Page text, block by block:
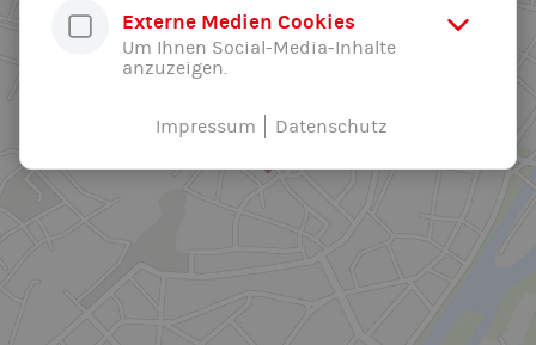
Externe Medien Cookies
Um Ihnen Social-Media-Inhalte
anzuzeigen.
Impressum Datenschutz